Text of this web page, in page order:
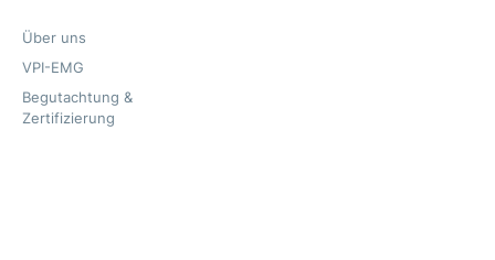
Über uns
VPI-EMG
Begutachtung &
Zertifizierung